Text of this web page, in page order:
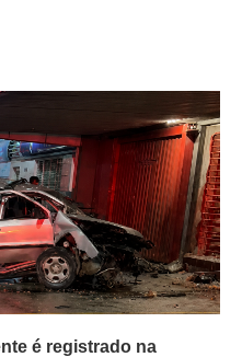
é registrado na